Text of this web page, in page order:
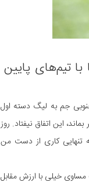
تیم‌های پایین
جم به لیگ دسته اول
این اتفاق نیفتاد. روز
تنهایی کاری از دست من
خیلی با ارزش مقابل